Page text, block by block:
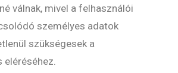
válnak, mivel a felhasználói
személyes adatok
szükségesek a